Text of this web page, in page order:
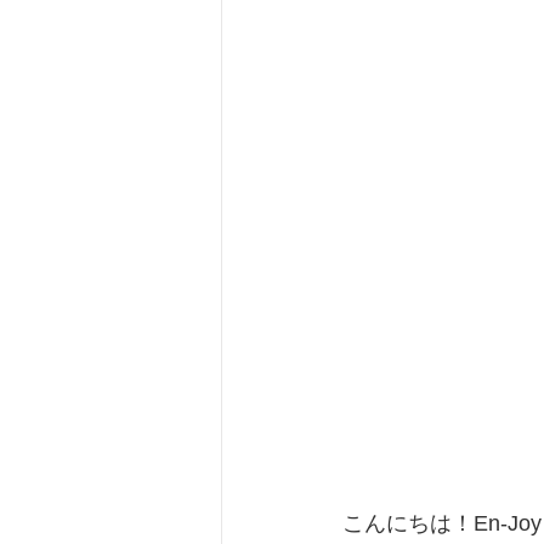
こんにちは！En-